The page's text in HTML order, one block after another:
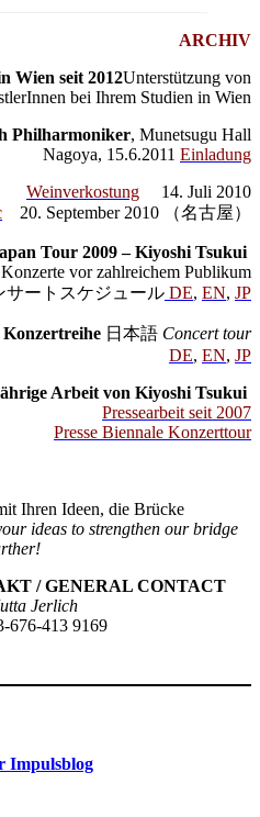
ARCHIV
Wien seit 2012Unterstützung von
bei Ihrem Studien in Wien
Philharmoniker, Munetsugu Hall
Nagoya, 15.6.2011 Einladung
Weinverkostung
14. Juli 2010
20. September 2010 （名古屋）
Tour 2009 – Kiyoshi Tsukui
vor zahlreichem Publikum
サートスケジュール DE, EN, JP
Konzertreihe 日本語 Concert tour
DE, EN, JP
Arbeit von Kiyoshi Tsukui
Pressearbeit seit 2007
Presse Biennale Konzerttour
Ihren Ideen, die Brücke
ideas to strengthen our bridge
/ GENERAL CONTACT
Jerlich
676-413 9169
Impulsblog